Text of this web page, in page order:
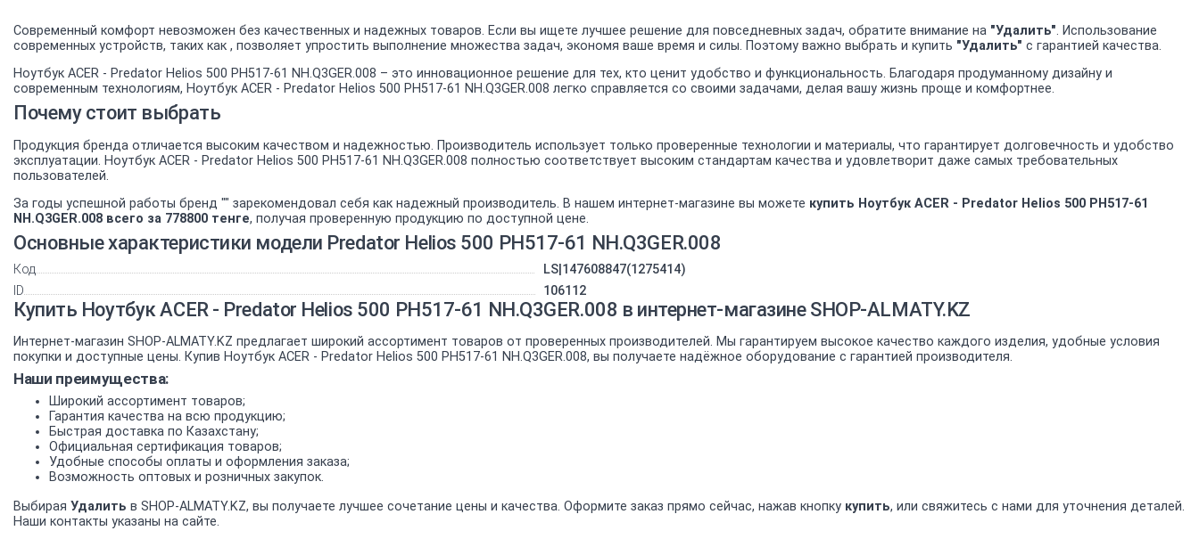
Современный комфорт невозможен без качественных и надежных товаров. Если вы ищете лучшее решение для повседневных задач, обратите внимание на "Удалить". Использование
современных устройств, таких как , позволяет упростить выполнение множества задач, экономя ваше время и силы. Поэтому важно выбрать и купить "Удалить" с гарантией качества.
Ноутбук ACER - Predator Helios 500 PH517-61 NH.Q3GER.008 – это инновационное решение для тех, кто ценит удобство и функциональность. Благодаря продуманному дизайну и
современным технологиям, Ноутбук ACER - Predator Helios 500 PH517-61 NH.Q3GER.008 легко справляется со своими задачами, делая вашу жизнь проще и комфортнее.
Почему стоит выбрать
Продукция бренда отличается высоким качеством и надежностью. Производитель использует только проверенные технологии и материалы, что гарантирует долговечность и удобство
эксплуатации. Ноутбук ACER - Predator Helios 500 PH517-61 NH.Q3GER.008 полностью соответствует высоким стандартам качества и удовлетворит даже самых требовательных
пользователей.
За годы успешной работы бренд "" зарекомендовал себя как надежный производитель. В нашем интернет-магазине вы можете купить Ноутбук ACER - Predator Helios 500 PH517-61
NH.Q3GER.008 всего за 778800 тенге, получая проверенную продукцию по доступной цене.
Основные характеристики модели Predator Helios 500 PH517-61 NH.Q3GER.008
Код
LS|147608847(1275414)
ID
106112
Купить Ноутбук ACER - Predator Helios 500 PH517-61 NH.Q3GER.008 в интернет-магазине SHOP-ALMATY.KZ
Интернет-магазин SHOP-ALMATY.KZ предлагает широкий ассортимент товаров от проверенных производителей. Мы гарантируем высокое качество каждого изделия, удобные условия
покупки и доступные цены. Купив Ноутбук ACER - Predator Helios 500 PH517-61 NH.Q3GER.008, вы получаете надёжное оборудование с гарантией производителя.
Наши преимущества:
Широкий ассортимент товаров;
Гарантия качества на всю продукцию;
Быстрая доставка по Казахстану;
Официальная сертификация товаров;
Удобные способы оплаты и оформления заказа;
Возможность оптовых и розничных закупок.
Выбирая Удалить в SHOP-ALMATY.KZ, вы получаете лучшее сочетание цены и качества. Оформите заказ прямо сейчас, нажав кнопку купить, или свяжитесь с нами для уточнения деталей.
Наши контакты указаны на сайте.